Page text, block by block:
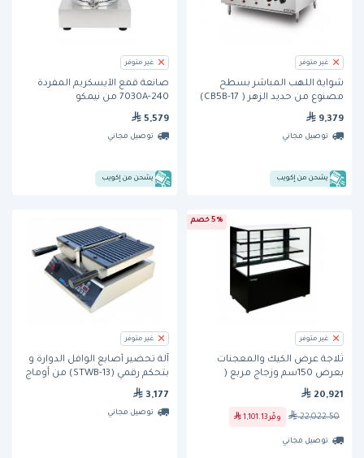
غير متوفر
شواية اللهب المباشر بسطح
مصنوع من حديد الزهر ( CB5B-17)
من بيرجايا
9,379
توصيل مجاني
يشحن من إكويب
غير متوفر
صانعة قمع الآيسكريم المفردة
7030A-240 من نيمكو
5,579
توصيل مجاني
يشحن من إكويب
5% خصم
غير متوفر
ثلاجة عرض الكيك والمعجنات
بعرض 150سم وزجاج مربع (
BF150-SL) من برادفورد
20,921
22,022.50 وفّر 1,101.13
توصيل مجاني
غير متوفر
آلة تحضير أصابع الوافل الدوارة و
بتحكم رقمي (STWB-13) من أوماج
3,177
توصيل مجاني